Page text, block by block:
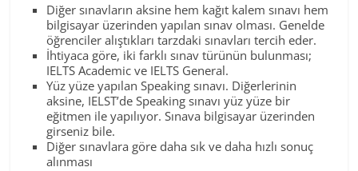
Diğer sınavların aksine hem kağıt kalem sınavı hem
bilgisayar üzerinden yapılan sınav olması. Genelde
öğrenciler alıştıkları tarzdaki sınavları tercih eder.
İhtiyaca göre, iki farklı sınav türünün bulunması;
IELTS Academic ve IELTS General.
Yüz yüze yapılan Speaking sınavı. Diğerlerinin
aksine, IELST’de Speaking sınavı yüz yüze bir
eğitmen ile yapılıyor. Sınava bilgisayar üzerinden
girseniz bile.
Diğer sınavlara göre daha sık ve daha hızlı sonuç
alınması